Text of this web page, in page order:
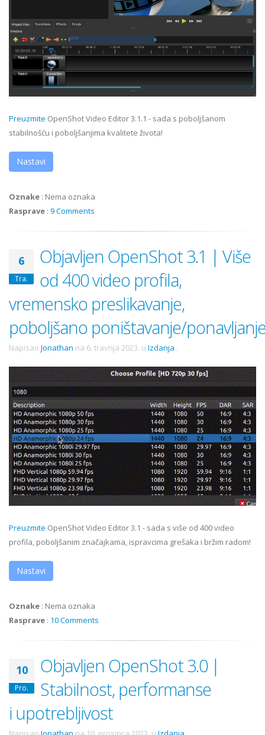
Preuzmite OpenShot Video Editor 3.1.1 - sada s poboljšanom
stabilnošću i poboljšanjima kvalitete života!
Nastavi
Oznake : Nema oznaka
Rasprave : 9 Comments
6
Tra.
Objavljen OpenShot 3.1 | Više
od 400 video profila,
vremensko preslikavanje,
poboljšano poništavanje/
Napisao Jonathan na 6. travnja 2023. u Izdanja .
Preuzmite OpenShot Video Editor 3.1 - sada s više od 400 video
profila, poboljšanim značajkama, ispravcima grešaka i bržim radom!
Nastavi
Oznake : Nema oznaka
Rasprave : 10 Comments
10
Pro.
Objavljen OpenShot 3.0 |
Stabilnost, performanse
i upotrebljivost